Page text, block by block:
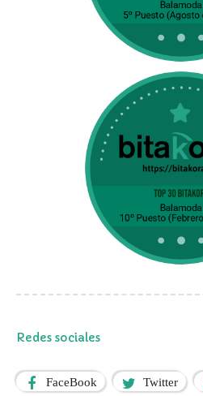
Redes sociales
FaceBook Twitter